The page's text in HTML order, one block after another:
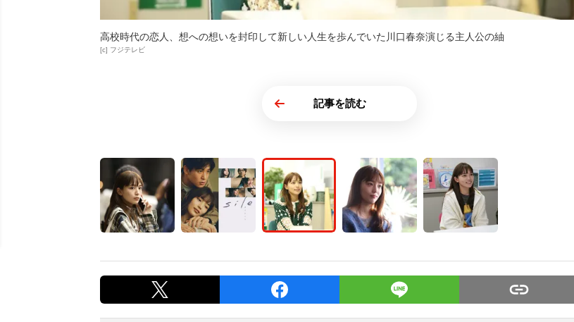
高校時代の恋人、想への想いを封印して新しい人生を歩んでいた川口春奈演じる主人公の紬
[c] フジテレビ
記事を読む